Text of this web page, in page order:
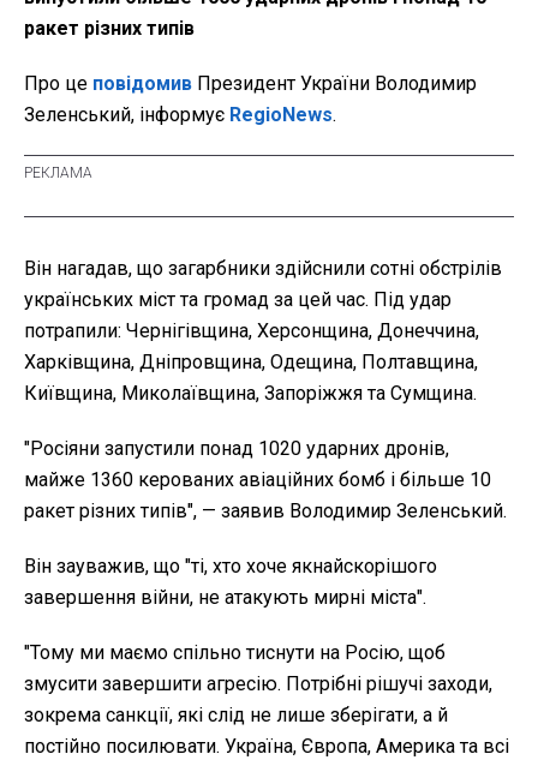
ракет різних типів
Про це повідомив Президент України Володимир
Зеленський, інформує RegioNews.
Він нагадав, що загарбники здійснили сотні обстрілів
українських міст та громад за цей час. Під удар
потрапили: Чернігівщина, Херсонщина, Донеччина,
Харківщина, Дніпровщина, Одещина, Полтавщина,
Київщина, Миколаївщина, Запоріжжя та Сумщина.
"Росіяни запустили понад 1020 ударних дронів,
майже 1360 керованих авіаційних бомб і більше 10
ракет різних типів", — заявив Володимир Зеленський.
Він зауважив, що "ті, хто хоче якнайскорішого
завершення війни, не атакують мирні міста".
"Тому ми маємо спільно тиснути на Росію, щоб
змусити завершити агресію. Потрібні рішучі заходи,
зокрема санкції, які слід не лише зберігати, а й
постійно посилювати. Україна, Європа, Америка та всі